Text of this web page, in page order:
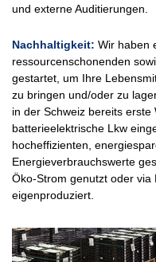
und externe Auditierungen.
Nachhaltigkeit: Wir haben
ressourcenschonenden
gestartet, um Ihre
zu bringen und/oder zu
in der Schweiz bereits
batterieelektrische Lkw
hocheffizienten,
Energieverbrauchswerte
Öko-Strom genutzt oder via
eigenproduziert.